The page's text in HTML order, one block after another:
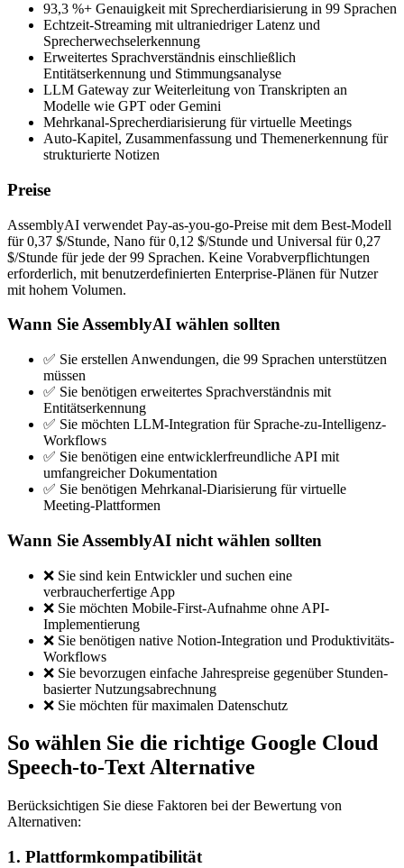
93,3 %+ Genauigkeit mit Sprecherdiarisierung in 99 Sprachen
Echtzeit-Streaming mit ultraniedriger Latenz und
Sprecherwechselerkennung
Erweitertes Sprachverständnis einschließlich
Entitätserkennung und Stimmungsanalyse
LLM Gateway zur Weiterleitung von Transkripten an
Modelle wie GPT oder Gemini
Mehrkanal-Sprecherdiarisierung für virtuelle Meetings
Auto-Kapitel, Zusammenfassung und Themenerkennung für
strukturierte Notizen
Preise
AssemblyAI verwendet Pay-as-you-go-Preise mit dem Best-Modell
für 0,37 $/Stunde, Nano für 0,12 $/Stunde und Universal für 0,27
$/Stunde für jede der 99 Sprachen. Keine Vorabverpflichtungen
erforderlich, mit benutzerdefinierten Enterprise-Plänen für Nutzer
mit hohem Volumen.
Wann Sie AssemblyAI wählen sollten
✅ Sie erstellen Anwendungen, die 99 Sprachen unterstützen
müssen
✅ Sie benötigen erweitertes Sprachverständnis mit
Entitätserkennung
✅ Sie möchten LLM-Integration für Sprache-zu-Intelligenz-
Workflows
✅ Sie benötigen eine entwicklerfreundliche API mit
umfangreicher Dokumentation
✅ Sie benötigen Mehrkanal-Diarisierung für virtuelle
Meeting-Plattformen
Wann Sie AssemblyAI nicht wählen sollten
❌ Sie sind kein Entwickler und suchen eine
verbraucherfertige App
❌ Sie möchten Mobile-First-Aufnahme ohne API-
Implementierung
❌ Sie benötigen native Notion-Integration und Produktivitäts-
Workflows
❌ Sie bevorzugen einfache Jahrespreise gegenüber Stunden-
basierter Nutzungsabrechnung
❌ Sie möchten für maximalen Datenschutz
So wählen Sie die richtige Google Cloud
Speech-to-Text Alternative
Berücksichtigen Sie diese Faktoren bei der Bewertung von
Alternativen:
1. Plattformkompatibilität